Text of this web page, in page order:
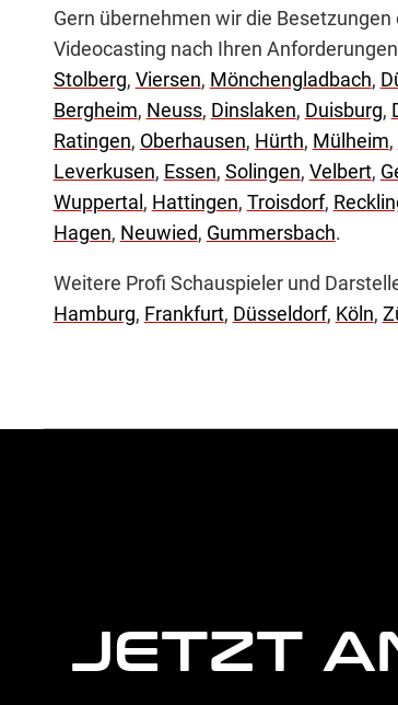
Gern übernehmen wir die
Videocasting nach Ihren
Stolberg, Viersen, Mönchengladbach,
Bergheim, Neuss, Dinslaken, Duisburg,
Ratingen, Oberhausen, Hürth, Mülheim,
Leverkusen, Essen, Solingen, Velbert,
Wuppertal, Hattingen, Troisdorf,
Hagen, Neuwied, Gummersbach.
Weitere Profi Schauspieler und
Hamburg, Frankfurt, Düsseldorf, Köln,
JETZT